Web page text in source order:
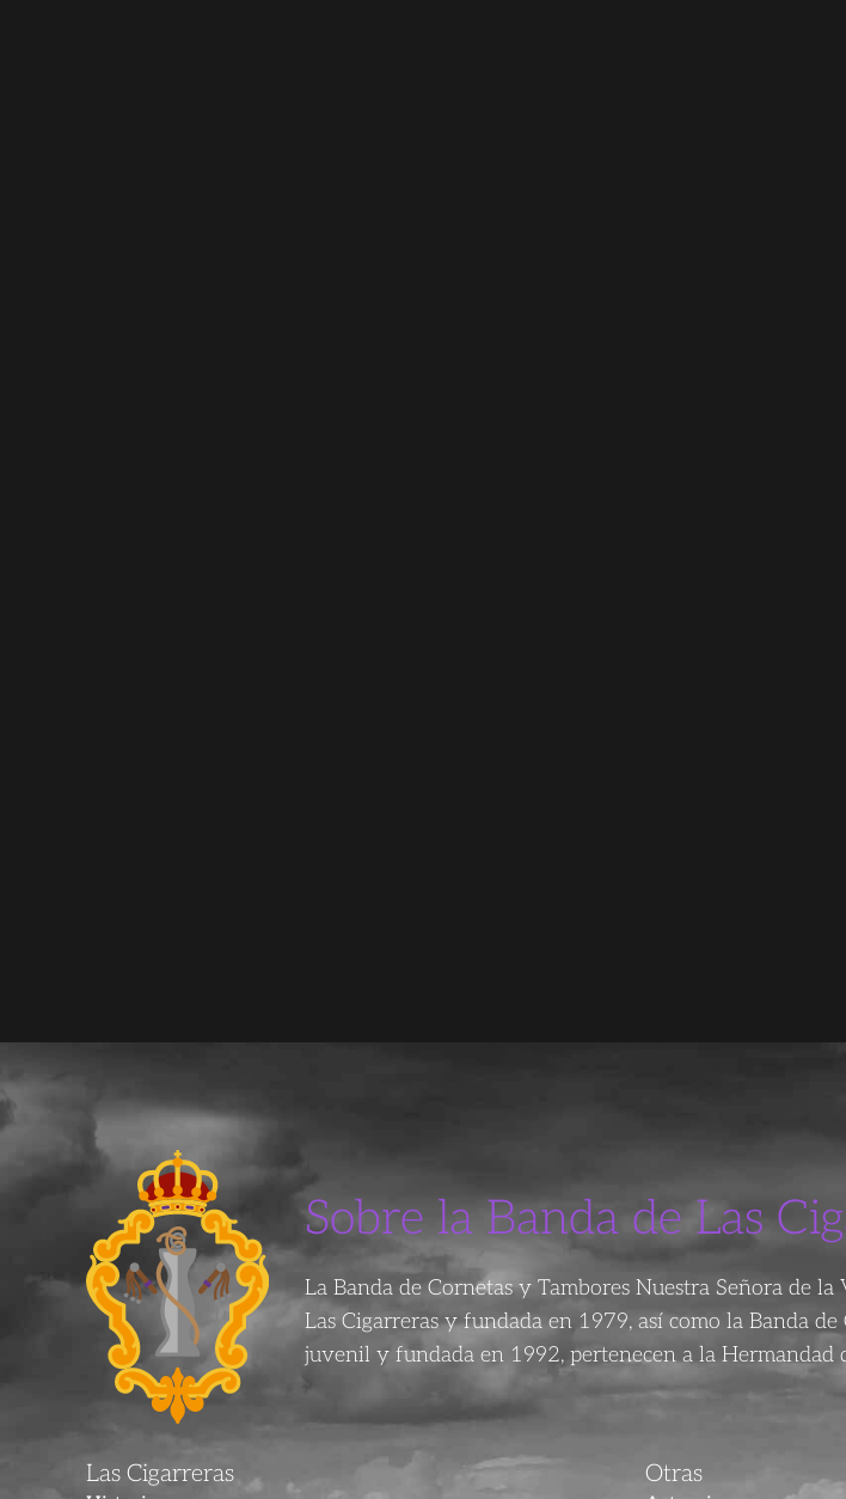
Sobre la Banda de Las
La Banda de Cornetas y Tambores Nuestra Señora de
Las Cigarreras y fundada en 1979, así como la Banda
juvenil y fundada en 1992, pertenecen a la Hermandad
Las Cigarreras Otras